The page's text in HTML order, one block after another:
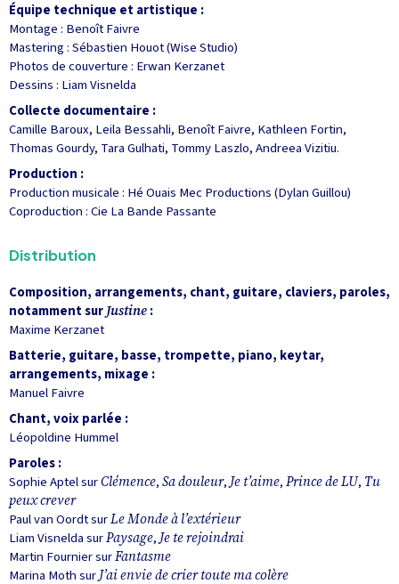
Équipe technique et artistique :
Montage : Benoît Faivre
Mastering : Sébastien Houot (Wise Studio)
Photos de couverture : Erwan Kerzanet
Dessins : Liam Visnelda
Collecte documentaire :
Camille Baroux, Leila Bessahli, Benoît Faivre, Kathleen Fortin,
Thomas Gourdy, Tara Gulhati, Tommy Laszlo, Andreea Vizitiu.
Production :
Production musicale : Hé Ouais Mec Productions (Dylan Guillou)
Coproduction : Cie La Bande Passante
Distribution
Composition, arrangements, chant, guitare, claviers, paroles,
notamment surJustine :
Maxime Kerzanet
Batterie, guitare, basse, trompette, piano, keytar,
arrangements, mixage :
Manuel Faivre
Chant, voix parlée :
Léopoldine Hummel
Paroles :
Sophie Aptel surClémence, Sa douleur,Je t’aime, Prince de LU, Tu
peux crever
Paul van Oordt surLe Monde à l’extérieur
Liam Visnelda surPaysage,Je te rejoindrai
Martin Fournier surFantasme
Marina Moth surJ’ai envie de crier toute ma colère